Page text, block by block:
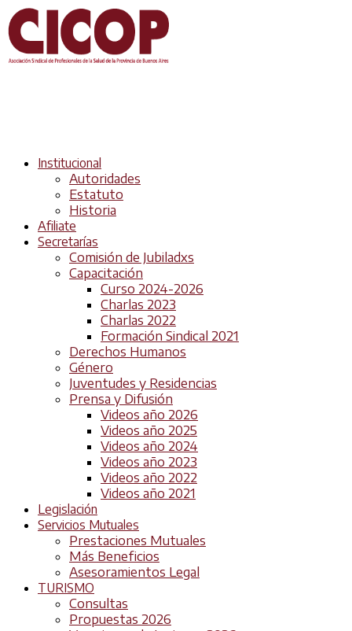
Institucional
Autoridades
Estatuto
Historia
Afiliate
Secretarías
Comisión de Jubiladxs
Capacitación
Curso 2024-2026
Charlas 2023
Charlas 2022
Formación Sindical 2021
Derechos Humanos
Género
Juventudes y Residencias
Prensa y Difusión
Videos año 2026
Videos año 2025
Videos año 2024
Videos año 2023
Videos año 2022
Videos año 2021
Legislación
Servicios Mutuales
Prestaciones Mutuales
Más Beneficios
Asesoramientos Legal
TURISMO
Consultas
Propuestas 2026